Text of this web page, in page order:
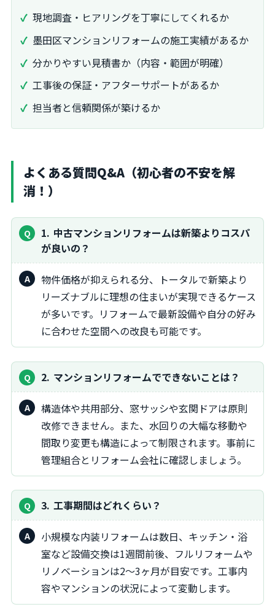
現地調査・ヒアリングを丁寧にしてくれるか
墨田区マンションリフォームの施工実績があるか
分かりやすい見積書か（内容・範囲が明確）
工事後の保証・アフターサポートがあるか
担当者と信頼関係が築けるか
よくある質問Q&A（初心者の不安を解
消！）
1 中古マンションリフォームは新築よりコスパ
が良いの？
物件価格が抑えられる分、トータルで新築より
リーズナブルに理想の住まいが実現できるケース
が多いです。リフォームで最新設備や自分の好み
に合わせた空間への改良も可能です。
2 マンションリフォームでできないことは？
構造体や共用部分、窓サッシや玄関ドアは原則
改修できません。また、水回りの大幅な移動や
間取り変更も構造によって制限されます。事前に
管理組合とリフォーム会社に確認しましょう。
3 工事期間はどれくらい？
小規模な内装リフォームは数日、キッチン・浴
室など設備交換は1週間前後、フルリフォームや
リノベーションは2〜3ヶ月が目安です。工事内
容やマンションの状況によって変動します。